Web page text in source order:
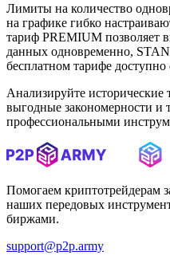
Лимиты на количество
на графике гибко
тариф PREMIUM позволяет
данных одновременно,
бесплатном тарифе
Анализируйте исторические
выгодные закономерности и
профессиональными
Помогаем криптотрейдерам
наших передовых
биржами.
support@p2p.army